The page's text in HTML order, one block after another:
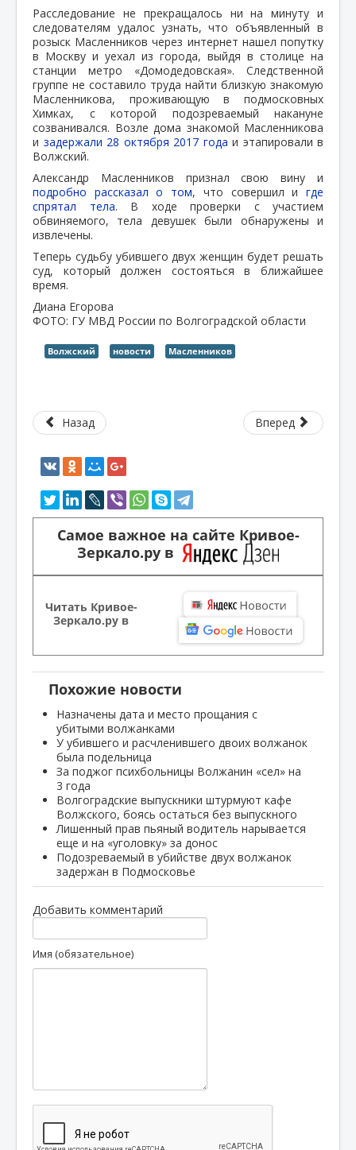
Расследование не прекращалось ни на минуту и
следователям удалос узнать, что объявленный в
розыск Масленников через интернет нашел попутку
в Москву и уехал из города, выйдя в столице на
станции метро «Домодедовская». Следственной
группе не составило труда найти близкую знакомую
Масленникова, проживающую в подмосковных
Химках, с которой подозреваемый накануне
созванивался. Возле дома знакомой Масленникова
и задержали 28 октября 2017 года и этапировали в
Волжский.
Александр Масленников признал свою вину и
подробно рассказал о том, что совершил игде
спрятал тела. В ходе проверки с участием
обвиняемого, тела девушек были обнаружены и
извлечены.
Теперь судьбу убившего двух женщин будет решать
суд, который должен состояться в ближайшее
время.
Диана Егорова
ФОТО: ГУ МВД России по Волгоградской области
Волжский новости Масленников
Назад Вперед
Самое важное на сайте Кривое-
Зеркало.ру в
Читать Кривое-
Зеркало.ру в
Похожие новости
Назначены дата и место прощания с
убитыми волжанками
У убившего и расчленившего двоих волжанок
была подельница
За поджог психбольницы Волжанин «сел» на
3 года
Волгоградские выпускники штурмуют кафе
Волжского, боясь остаться без выпускного
Лишенный прав пьяный водитель нарывается
еще и на «уголовку» за донос
Подозреваемый в убийстве двух волжанок
задержан в Подмосковье
Добавить комментарий
Имя (обязательное)